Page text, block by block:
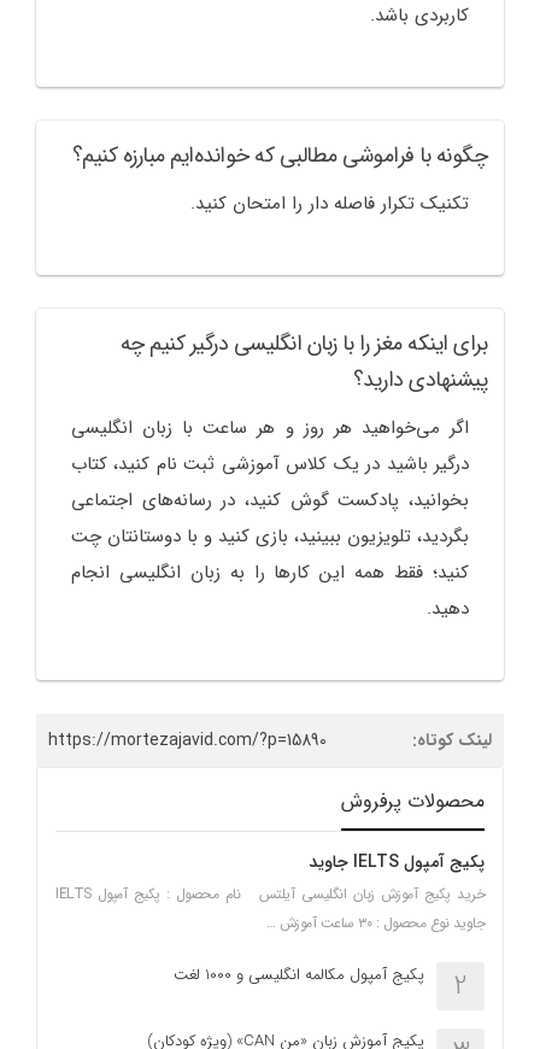
کاربردی باشد.
چگونه با فراموشی مطالبی که خوانده‌ایم مبارزه کنیم؟
تکنیک تکرار فاصله دار را امتحان کنید.
برای اینکه مغز را با زبان انگلیسی درگیر کنیم چه
پیشنهادی دارید؟
اگر می‌خواهید هر روز و هر ساعت با زبان انگلیسی
درگیر باشید در یک کلاس آموزشی ثبت نام کنید، کتاب
بخوانید، پادکست گوش کنید، در رسانه‌های اجتماعی
بگردید، تلویزیون ببینید، بازی کنید و با دوستانتان چت
کنید؛ فقط همه این کارها را به زبان انگلیسی انجام
دهید.
لینک کوتاه: https://mortezajavid.com/?p=15890
محصولات پرفروش
پکیج آمپول IELTS جاوید
خرید پکیج آموزش زبان انگلیسی آیلتس نام محصول : پکیج آمپول IELTS
جاوید نوع محصول : ۳۰ ساعت آموزش …
2 پکیج آمپول مکالمه انگلیسی و 1000 لغت
پکیج آموزش زبان «من CAN» (ویژه کودکان)